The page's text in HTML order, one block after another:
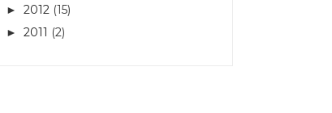
► 2012 (15)
► 2011 (2)